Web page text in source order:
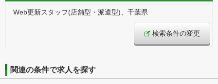
Web更新スタッフ(店舗型・派遣型)、千葉県
検索条件の変更
関連の条件で求人を探す